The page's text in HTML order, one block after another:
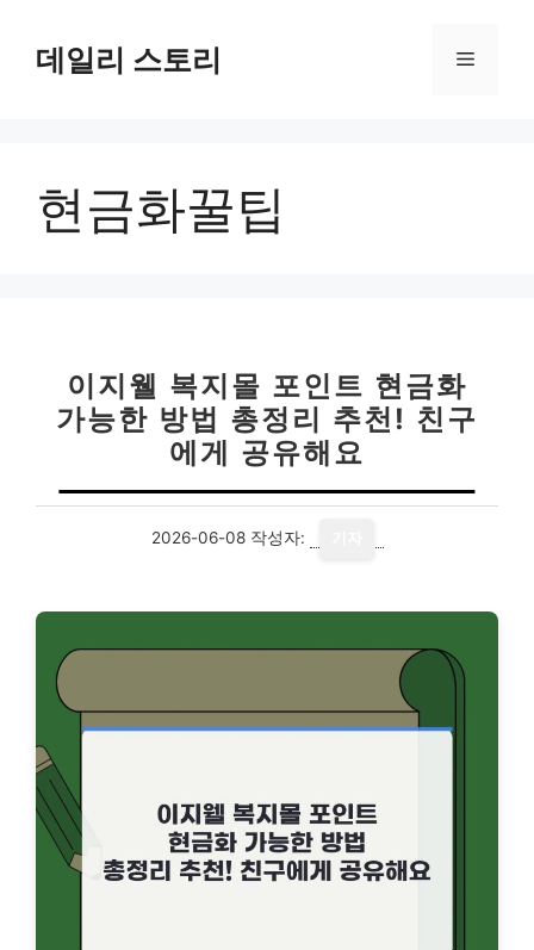
데일리 스토리 메
현금화꿀팁
이지웰 복지몰 포인트 현금화
가능한 방법 총정리 추천! 친구
에게 공유해요
2026-06-08 작성자: